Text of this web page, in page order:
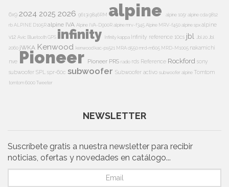
6x9 2024 2025 2026 9613i9846RM alpine alpine 105r alpine cda 9812
rbALPINE D105Ralpine IVA Alpine IVA-D900Ralpine mrv-f345Alpine MRV-f450alpine spxalpine
v12 Avic BluetoothGPS infinity Infinity kappa Infinity reference 10cs jbl Jbl 20 Jbl
2060 jWKA Kenwood kenwood kac-ps521 MRA d550mrd-m605 MRD-M1005 nakamichi
nve Pioneer Pioneer PRS radio rds Reference Rockford sony
subwoofer SPL spr-60c subwoofer Subwoofer activo subwoofer alpine Tomtom
tomtom 6000Tweeter
NEWSLETTER
Suscríbete gratis a nuestra newsletter para recibir
noticias, ofertas y novedades en catálogo...